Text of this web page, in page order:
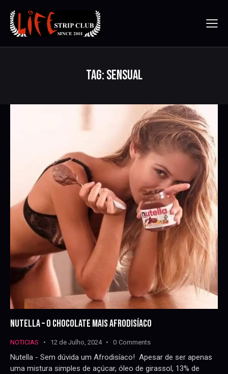
TAG: SENSUAL
NUTELLA – O CHOCOLATE MAIS AFRODISÍACO
NOTICIAS 12 de Julho, 2024 0 Comments
Nutella - Sem dúvida um Afrodisíaco! Apesar de ser apenas
uma mistura simples de açúcar, óleo de girassol, 13% de